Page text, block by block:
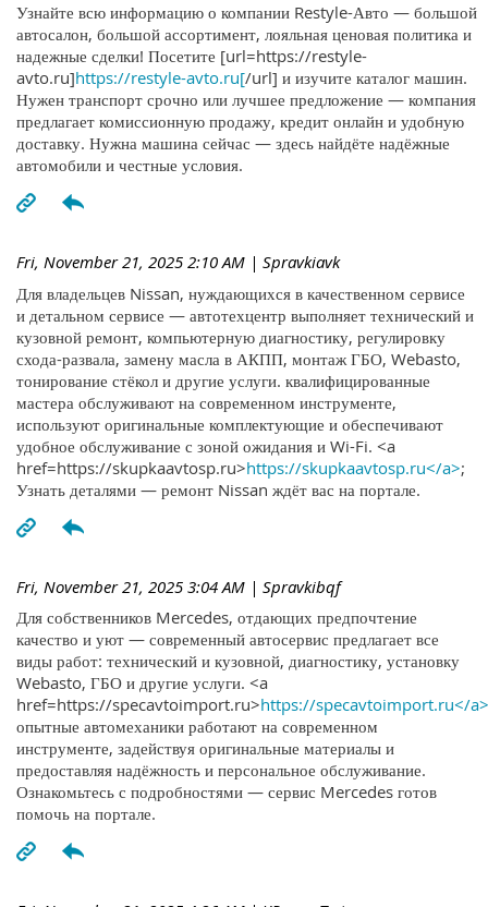
Узнайте всю информацию о компании Restyle-Авто — большой
автосалон, большой ассортимент, лояльная ценовая политика и
надежные сделки! Посетите [url=https://restyle-
avto.ru]https://restyle-avto.ru[/url] и изучите каталог машин.
Нужен транспорт срочно или лучшее предложение — компания
предлагает комиссионную продажу, кредит онлайн и удобную
доставку. Нужна машина сейчас — здесь найдёте надёжные
автомобили и честные условия.
Fri, November 21, 2025 2:10 AM | Spravkiavk
Для владельцев Nissan, нуждающихся в качественном сервисе
и детальном сервисе — автотехцентр выполняет технический и
кузовной ремонт, компьютерную диагностику, регулировку
схода-развала, замену масла в АКПП, монтаж ГБО, Webasto,
тонирование стёкол и другие услуги. квалифицированные
мастера обслуживают на современном инструменте,
используют оригинальные комплектующие и обеспечивают
удобное обслуживание с зоной ожидания и Wi-Fi. <a
href=https://skupkaavtosp.ru>https://skupkaavtosp.ru</a>;
Узнать деталями — ремонт Nissan ждёт вас на портале.
Fri, November 21, 2025 3:04 AM | Spravkibqf
Для собственников Mercedes, отдающих предпочтение
качество и уют — современный автосервис предлагает все
виды работ: технический и кузовной, диагностику, установку
Webasto, ГБО и другие услуги. <a
href=https://specavtoimport.ru>https://specavtoimport.ru</a>
опытные автомеханики работают на современном
инструменте, задействуя оригинальные материалы и
предоставляя надёжность и персональное обслуживание.
Ознакомьтесь с подробностями — сервис Mercedes готов
помочь на портале.